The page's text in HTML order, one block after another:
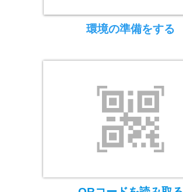
環境の準備をする